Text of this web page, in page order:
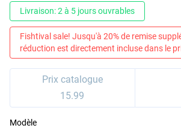
Livraison: 2 à 5 jours ouvrables
Fishtival sale! Jusqu'à 20% de remise
réduction est directement incluse dans le
Prix catalogue
15.99
Modèle